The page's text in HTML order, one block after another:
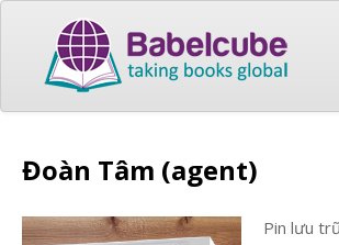
Đoàn Tâm (agent)
Pin lưu